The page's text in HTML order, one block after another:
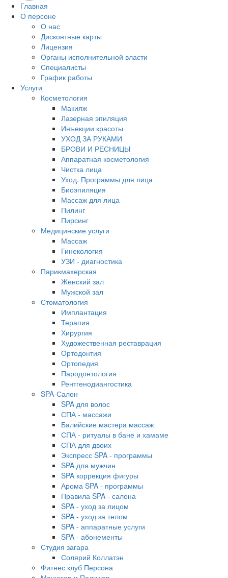
Главная
О персоне
О нас
Дисконтные карты
Лицензия
Органы исполнительной власти
Специалисты
График работы
Услуги
Косметология
Макияж
Лазерная эпиляция
Инъекции красоты
УХОД ЗА РУКАМИ
БРОВИ И РЕСНИЦЫ
Аппаратная косметология
Чистка лица
Уход. Программы для лица
Биоэпиляция
Массаж для лица
Пилинг
Пирсинг
Медицинские услуги
Массаж
Гинекология
УЗИ - диагностика
Парикмахерская
Женский зал
Мужской зал
Стоматология
Имплантация
Терапия
Хирургия
Художественная реставрация
Ортодонтия
Ортопедия
Пародонтология
Рентгенодиангостика
SPA-Салон
SPA для волос
СПА - массажи
Балийские мастера массаж
СПА - ритуалы в бане и хамаме
СПА для двоих
Экспресс SPA - программы
SPA для мужчин
SPA коррекция фигуры
Арома SPA - программы
Правила SPA - салона
SPA - уход за лицом
SPA - уход за телом
SPA - аппаратные услуги
SPA - абонементы
Студия загара
Солярий Коллатэн
Фитнес клуб Персона